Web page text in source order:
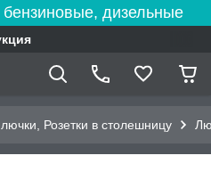
дизельные
Розетки в столешницу